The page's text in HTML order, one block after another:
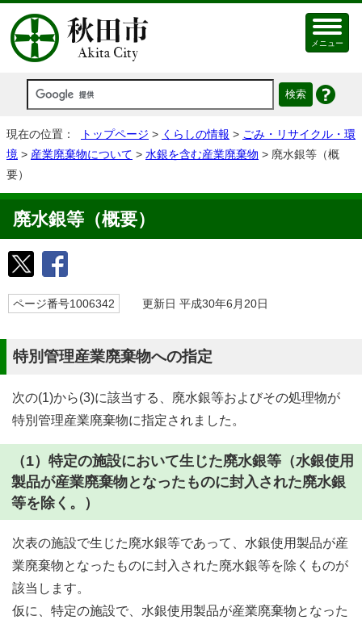
メニュー
現在の位置： トップページ > くらしの情報 > ごみ・リサイクル・環
境 > 産業廃棄物について > 水銀を含む産業廃棄物 > 廃水銀等（概
要）
廃水銀等（概要）
ページ番号1006342 更新日 平成30年6月20日
特別管理産業廃棄物への指定
次の(1)から(3)に該当する、廃水銀等およびその処理物が
特別管理産業廃棄物に指定されました。
（1）特定の施設において生じた廃水銀等（水銀使用
製品が産業廃棄物となったものに封入された廃水銀
等を除く。）
次表の施設で生じた廃水銀等であって、水銀使用製品が産
業廃棄物となったものに封入された廃水銀等を除くものが
該当します。
仮に、特定の施設で、水銀使用製品が産業廃棄物となった